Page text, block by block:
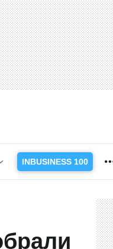
INBUSINESS 100